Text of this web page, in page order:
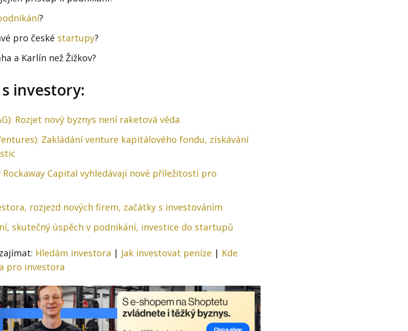
?
pro české startupy?
a Karlín než Žižkov?
investory:
Rozjet nový byznys není raketová věda
Zakládání venture kapitálového fondu, získávání
Rockaway Capital vyhledávají nové příležitosti pro
rozjezd nových firem, začátky s investováním
skutečný úspěch v podnikání, investice do startupů
Hledám investora | Jak investovat peníze | Kde
pro investora